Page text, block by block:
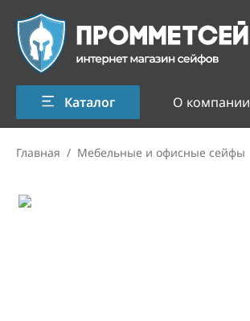
Каталог О компании
Главная / Мебельные и офисные сейфы